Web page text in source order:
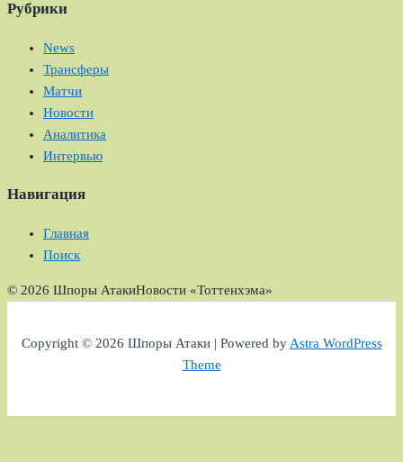
Рубрики
News
Трансферы
Матчи
Новости
Аналитика
Интервью
Навигация
Главная
Поиск
© 2026 Шпоры АтакиНовости «Тоттенхэма»
Copyright © 2026 Шпоры Атаки | Powered byAstra WordPress
Theme